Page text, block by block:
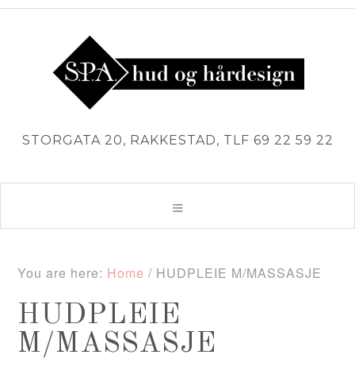
STORGATA 20, RAKKESTAD, TLF 69 22 59 22
You are here: Home / HUDPLEIE M/MASSASJE
HUDPLEIE
M/MASSASJE